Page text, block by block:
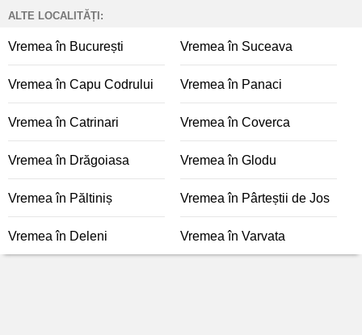
ALTE LOCALITĂȚI:
Vremea în București Vremea în Suceava
Vremea în Capu Codrului Vremea în Panaci
Vremea în Catrinari Vremea în Coverca
Vremea în Drăgoiasa Vremea în Glodu
Vremea în Păltiniș Vremea în Pârteștii de Jos
Vremea în Deleni Vremea în Varvata